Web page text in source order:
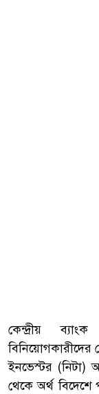
কেন্দ্রীয়
বিনিয়োগকারীদের
ইনভেস্টর (নিটা)
থেকে অর্থ